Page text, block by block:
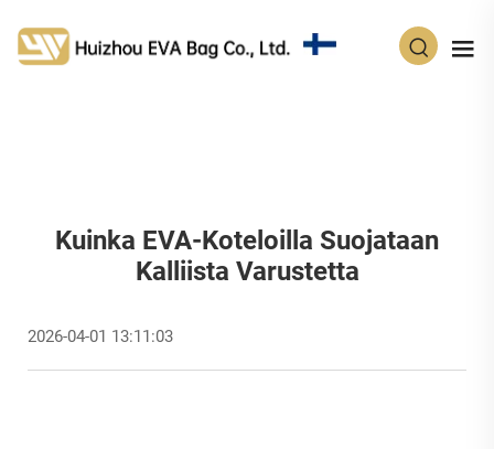
Kuinka EVA-Koteloilla Suojataan
Kalliista Varustetta
2026-04-01 13:11:03